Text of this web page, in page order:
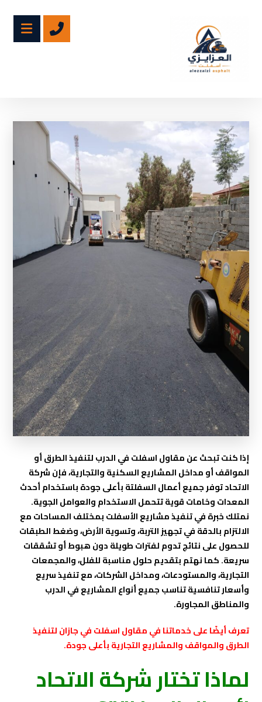
إذا كنت تبحث عن مقاول اسفلت في الدرب لتنفيذ الطرق أو
المواقف أو مداخل المشاريع السكنية والتجارية، فإن شركة
الاتحاد توفر جميع أعمال السفلتة بأعلى جودة باستخدام أحدث
المعدات وخامات قوية تتحمل الاستخدام والعوامل الجوية.
نمتلك خبرة في تنفيذ مشاريع الأسفلت بمختلف المساحات مع
الالتزام بالدقة في تجهيز التربة، وتسوية الأرض، وضغط الطبقات
للحصول على نتائج تدوم لفترات طويلة دون هبوط أو تشققات
سريعة. كما نهتم بتقديم حلول مناسبة للفلل، والمجمعات
التجارية، والمستودعات، ومداخل الشركات، مع تنفيذ سريع
وأسعار تنافسية تناسب جميع أنواع المشاريع في الدرب
والمناطق المجاورة.
تعرف أيضًا على خدماتنا فيمقاول اسفلت في جازانلتنفيذ
الطرق والمواقف والمشاريع التجارية بأعلى جودة.
لماذا تختار شركة الاتحاد